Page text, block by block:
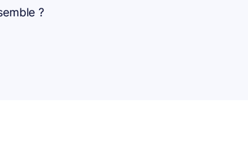
?